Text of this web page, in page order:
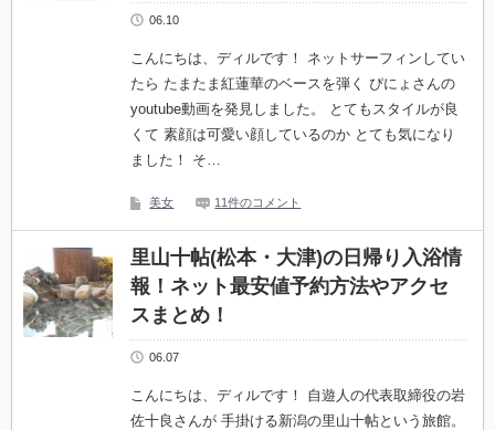
06.10
こんにちは、ディルです！ ネットサーフィンしてい
たら たまたま紅蓮華のベースを弾く ぴにょさんの
youtube動画を発見しました。 とてもスタイルが良
くて 素顔は可愛い顔しているのか とても気になり
ました！ そ…
美女 11件のコメント
里山十帖(松本・大津)の日帰り入浴情
報！ネット最安値予約方法やアクセ
スまとめ！
06.07
こんにちは、ディルです！ 自遊人の代表取締役の岩
佐十良さんが 手掛ける新潟の里山十帖という旅館。